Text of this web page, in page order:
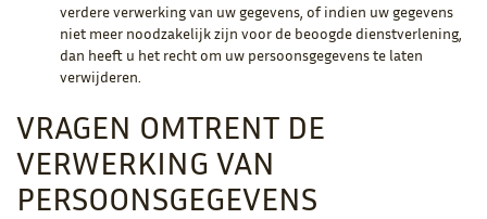
verdere verwerking van uw gegevens, of indien uw gegevens
niet meer noodzakelijk zijn voor de beoogde dienstverlening,
dan heeft u het recht om uw persoonsgegevens te laten
verwijderen.
VRAGEN OMTRENT DE
VERWERKING VAN
PERSOONSGEGEVENS